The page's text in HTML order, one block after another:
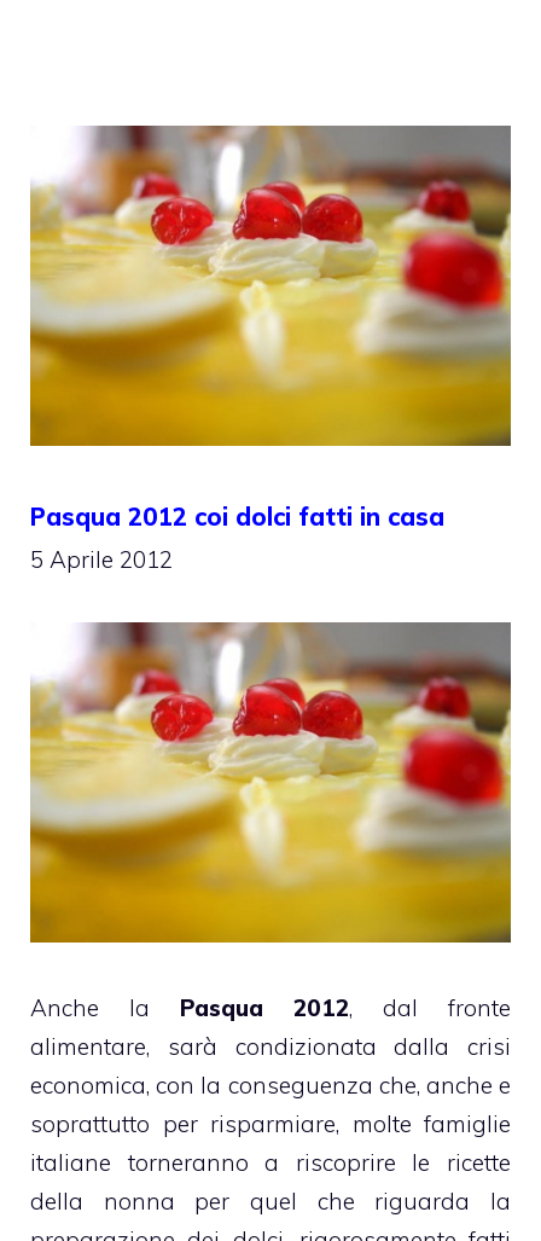
Pasqua 2012 coi dolci fatti in casa
5 Aprile 2012
Anche la Pasqua 2012, dal fronte
alimentare, sarà condizionata dalla crisi
economica, con la conseguenza che, anche e
soprattutto per risparmiare, molte famiglie
italiane torneranno a riscoprire le ricette
della nonna per quel che riguarda la